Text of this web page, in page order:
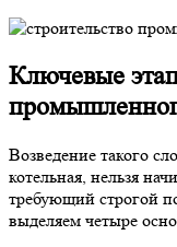
Ключевые
Возведение такого
котельная, нельзя
требующий строгой
выделяем четыре